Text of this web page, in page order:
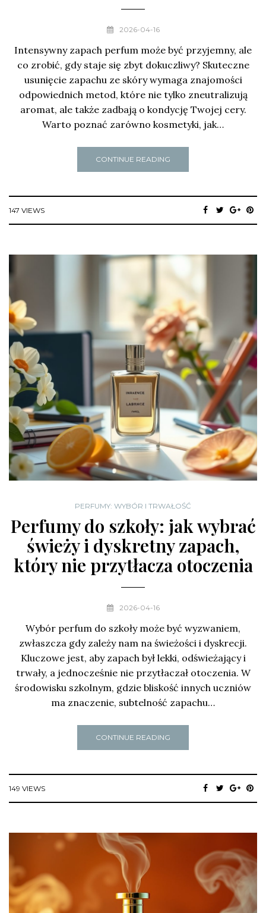
2026-04-16
Intensywny zapach perfum może być przyjemny, ale
co zrobić, gdy staje się zbyt dokuczliwy? Skuteczne
usunięcie zapachu ze skóry wymaga znajomości
odpowiednich metod, które nie tylko zneutralizują
aromat, ale także zadbają o kondycję Twojej cery.
Warto poznać zarówno kosmetyki, jak…
CONTINUE READING
147 VIEWS
PERFUMY: WYBÓR I TRWAŁOŚĆ
Perfumy do szkoły: jak wybrać
świeży i dyskretny zapach,
który nie przytłacza otoczenia
2026-04-16
Wybór perfum do szkoły może być wyzwaniem,
zwłaszcza gdy zależy nam na świeżości i dyskrecji.
Kluczowe jest, aby zapach był lekki, odświeżający i
trwały, a jednocześnie nie przytłaczał otoczenia. W
środowisku szkolnym, gdzie bliskość innych uczniów
ma znaczenie, subtelność zapachu…
CONTINUE READING
149 VIEWS